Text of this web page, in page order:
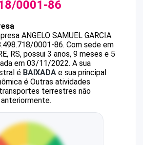
0001-86
ANGELO SAMUEL GARCIA
0001-86. Com sede em
RS, possui 3 anos, 9 meses e 5
em 03/11/2022. A sua
é BAIXADA e sua principal
é Outras atividades
terrestres não